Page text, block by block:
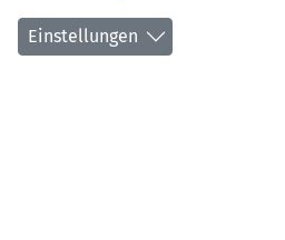
Beruf:
technischer
Anzahl Spiele: 0
Einstellungen